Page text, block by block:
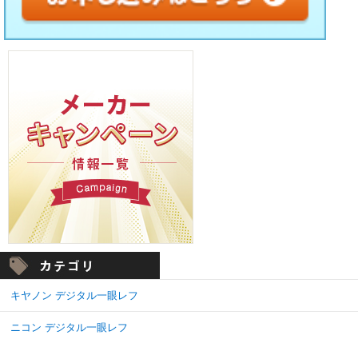
キヤノン デジタル一眼レフ
ニコン デジタル一眼レフ